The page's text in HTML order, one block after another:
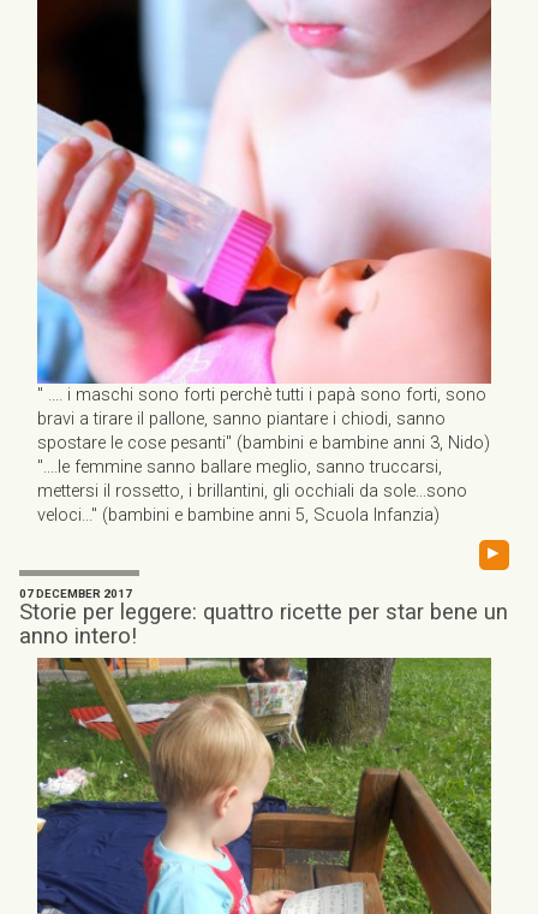
" .... i maschi sono forti perchè tutti i papà sono forti, sono
bravi a tirare il pallone, sanno piantare i chiodi, sanno
spostare le cose pesanti" (bambini e bambine anni 3, Nido)
"....le femmine sanno ballare meglio, sanno truccarsi,
mettersi il rossetto, i brillantini, gli occhiali da sole...sono
veloci..." (bambini e bambine anni 5, Scuola Infanzia)
▸
07 DECEMBER 2017
Storie per leggere: quattro ricette per star bene un
anno intero!